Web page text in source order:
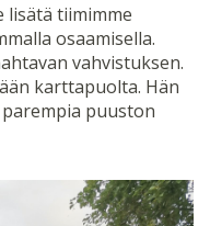
tiimimme
osaamisella.
vahvistuksen.
karttapuolta. Hän
puuston